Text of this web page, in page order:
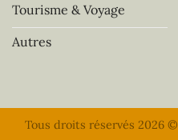
Tourisme & Voyage
Autres
Tous droits réservés 2026 ©